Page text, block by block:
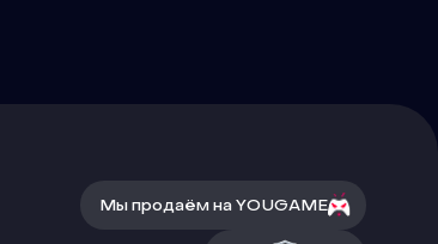
Мы продаём на YOUGAME